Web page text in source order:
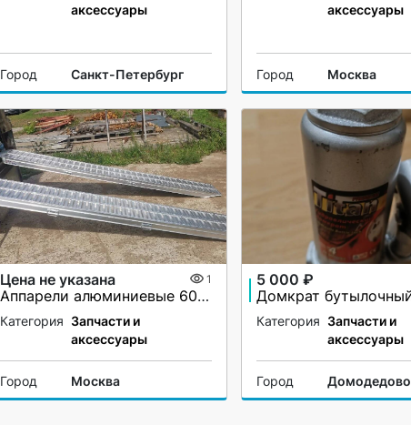
аксессуары
Город Санкт-Петербург
аксессуары
Город Москва
Цена не указана 1
Аппарели алюминиевые 6000 кг
Категория Запчасти и
аксессуары
Город Москва
5 000 ₽
Категория Запчасти и
аксессуары
Город Домодедово